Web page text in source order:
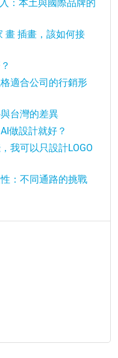
：本土與國際品牌的
畫 插畫，該如何接
適合公司的行銷形
台灣的差異
做設計就好？
我可以只設計LOGO
：不同通路的挑戰